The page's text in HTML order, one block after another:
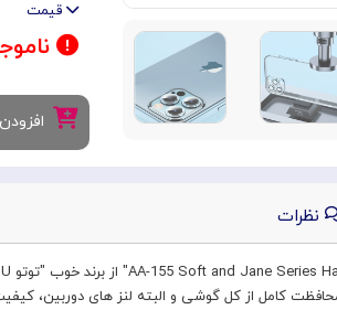
قیمت
نظرات
کامل از کل گوشی و البته لنز های دوربین، کیفیت